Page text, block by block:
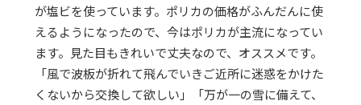
が塩ビを使っています。ポリカの価格がふんだんに使
えるようになったので、今はポリカが主流になってい
ます。見た目もきれいで丈夫なので、オススメです。
「風で波板が折れて飛んでいきご近所に迷惑をかけた
くないから交換して欲しい」「万が一の雪に備えて、